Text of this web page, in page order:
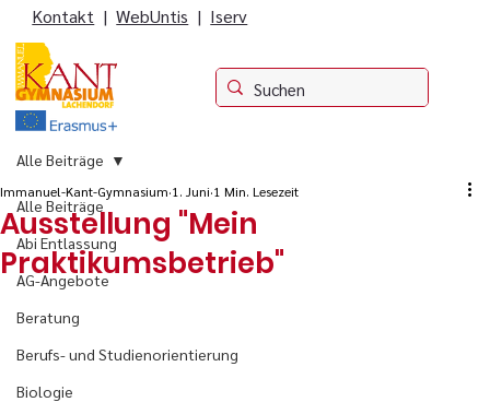
Kontakt |WebUntis | Iserv
Alle Beiträge
Abi Entlassung
AG-Angebote
Beratung
Berufs- und Studienorientierung
Biologie
Alle Beiträge
Ausstellung "Mein
Praktikumsbetrieb"
Immanuel-Kant-Gymnasium 1. Juni 1 Min. Lesezeit